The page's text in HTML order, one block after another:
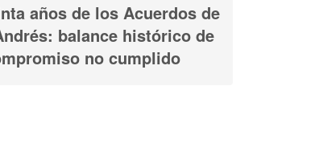
años de los Acuerdos de
balance histórico de
no cumplido